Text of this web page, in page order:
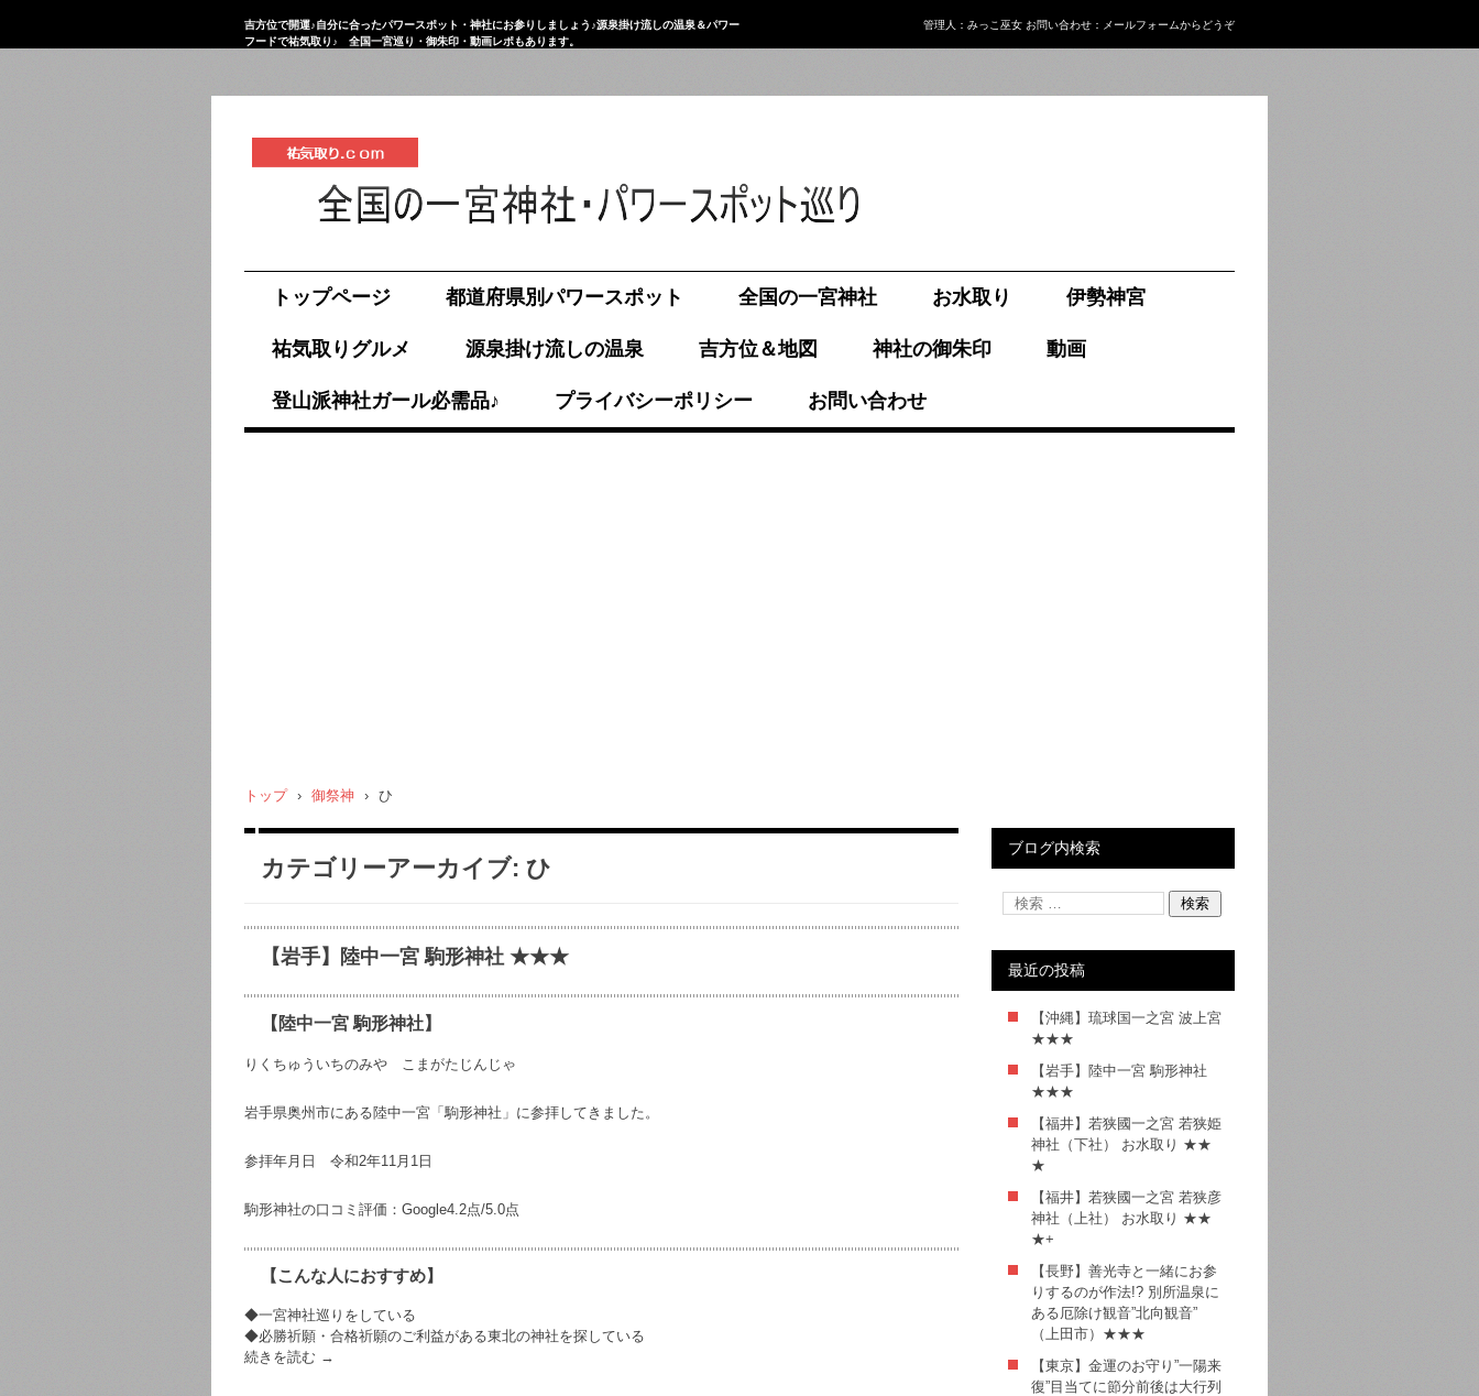
吉方位で開運♪自分に合ったパワースポット・神社にお参りしましょう♪源泉掛け流しの温泉＆パワー
フードで祐気取り♪ 全国一宮巡り・御朱印・動画レポもあります。
管理人：みっこ巫女 お問い合わせ： メールフォームからどうぞ
トップページ 都道府県別パワースポット 全国の一宮神社 お水取り 伊勢神宮
祐気取りグルメ 源泉掛け流しの温泉 吉方位＆地図 神社の御朱印 動画
登山派神社ガール必需品♪ プライバシーポリシー お問い合わせ
トップ › 御祭神 › ひ
カテゴリーアーカイブ: ひ
【岩手】陸中一宮 駒形神社 ★★★
【陸中一宮 駒形神社】
りくちゅういちのみや こまがたじんじゃ
岩手県奥州市にある陸中一宮「駒形神社」に参拝してきました。
参拝年月日 令和2年11月1日
駒形神社の口コミ評価：Google4.2点/5.0点
【こんな人におすすめ】
◆一宮神社巡りをしている
◆必勝祈願・合格祈願のご利益がある東北の神社を探している
続きを読む →
ブログ内検索
最近の投稿
【沖縄】琉球国一之宮 波上宮
★★★
【岩手】陸中一宮 駒形神社
★★★
【福井】若狭國一之宮 若狭姫
神社（下社） お水取り ★★
★
【福井】若狭國一之宮 若狭彦
神社（上社） お水取り ★★
★+
【長野】善光寺と一緒にお参
りするのが作法!? 別所温泉に
ある厄除け観音”北向観音”
（上田市）★★★
【東京】金運のお守り”一陽来
復”目当てに節分前後は大行列